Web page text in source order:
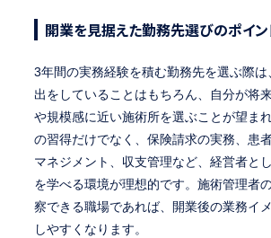
開業を見据えた勤務先選びのポイン
3年間の実務経験を積む勤務先を選ぶ際は
出をしていることはもちろん、自分が将
や規模感に近い施術所を選ぶことが望ま
の習得だけでなく、保険請求の実務、患
マネジメント、収支管理など、経営者と
を学べる環境が理想的です。施術管理者
察できる職場であれば、開業後の業務イ
しやすくなります。